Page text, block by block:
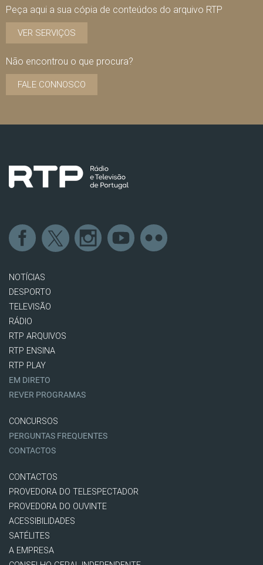
Peça aqui a sua cópia de conteúdos do arquivo RTP
VER SERVIÇOS
Não encontrou o que procura?
FALE CONNOSCO
NOTÍCIAS
DESPORTO
TELEVISÃO
RÁDIO
RTP ARQUIVOS
RTP ENSINA
RTP PLAY
EM DIRETO
REVER PROGRAMAS
CONCURSOS
PERGUNTAS FREQUENTES
CONTACTOS
CONTACTOS
PROVEDORA DO TELESPECTADOR
PROVEDORA DO OUVINTE
ACESSIBILIDADES
SATÉLITES
A EMPRESA